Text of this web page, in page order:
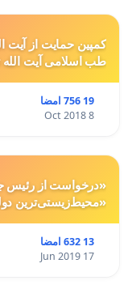
کمپین حمایت از آیت
طب اسلامی آیت الله تبریزیان از
19 756 امضا
8 Oct 2018
«درخواست از رئیس
«محیط‌زیستی‌ترین
13 632 امضا
17 Jun 2019